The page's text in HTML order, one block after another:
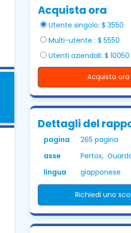
Acquista ora
Utente singolo: $ 3550
Multi-utente : $ 5550
Utenti aziendali: $ 10050
Acquista ora
Dettagli del
pagina
265 pagina
asse
Pertox,
lingua
giapponese
Richiedi uno